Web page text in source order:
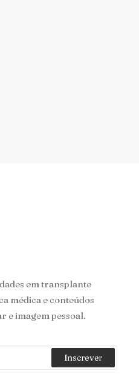
em transplante
médica e conteúdos
e imagem pessoal.